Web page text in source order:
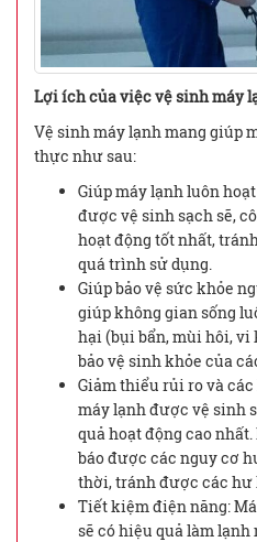
Lợi ích của việc vệ sinh máy
Vệ sinh máy lạnh mang giúp
thực như sau:
Giúp máy lạnh luôn
được vệ sinh sạch sẽ,
hoạt động tốt nhất,
quá trình sử dụng.
Giúp bảo vệ sức khỏe
giúp không gian sống
hại (bụi bẩn, mùi hôi,
bảo vệ sinh khỏe của
Giảm thiểu rủi ro và
máy lạnh được vệ sinh
quả hoạt động cao
báo được các nguy cơ
thời, tránh được các
Tiết kiệm điện năng:
sẽ có hiệu quả làm lạnh